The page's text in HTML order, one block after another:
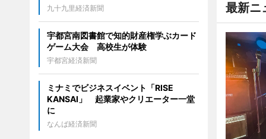
最新ニ
九十九里経済新聞
宇都宮南図書館で知的財産権学ぶカード
ゲーム大会 高校生が体験
宇都宮経済新聞
ミナミでビジネスイベント「RISE
KANSAI」 起業家やクリエーター一堂
に
なんば経済新聞